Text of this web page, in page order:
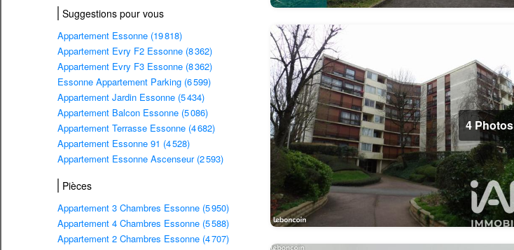
Suggestions pour vous
Appartement Essonne (19 818)
Appartement Evry F2 Essonne (8 362)
Appartement Evry F3 Essonne (8 362)
Essonne Appartement Parking (6 599)
Appartement Jardin Essonne (5 434)
Appartement Balcon Essonne (5 086)
Appartement Terrasse Essonne (4 682)
Appartement Essonne 91 (4 528)
Appartement Essonne Ascenseur (2 593)
Pièces
Appartement 3 Chambres Essonne (5 950)
Appartement 4 Chambres Essonne (5 588)
Appartement 2 Chambres Essonne (4 707)
4 Photos